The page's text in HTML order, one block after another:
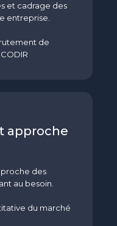
et cadrage des
entreprise.
de
approche
des
au besoin.
du marché